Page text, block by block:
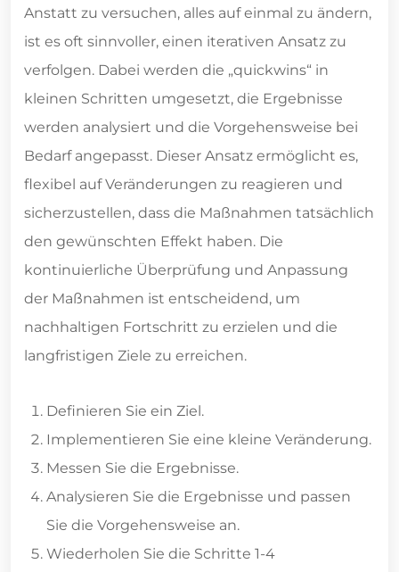
Anstatt zu versuchen, alles auf einmal zu ändern,
ist es oft sinnvoller, einen iterativen Ansatz zu
verfolgen. Dabei werden die „quickwins“ in
kleinen Schritten umgesetzt, die Ergebnisse
werden analysiert und die Vorgehensweise bei
Bedarf angepasst. Dieser Ansatz ermöglicht es,
flexibel auf Veränderungen zu reagieren und
sicherzustellen, dass die Maßnahmen tatsächlich
den gewünschten Effekt haben. Die
kontinuierliche Überprüfung und Anpassung
der Maßnahmen ist entscheidend, um
nachhaltigen Fortschritt zu erzielen und die
langfristigen Ziele zu erreichen.
Definieren Sie ein Ziel.
Implementieren Sie eine kleine Veränderung.
Messen Sie die Ergebnisse.
Analysieren Sie die Ergebnisse und passen
Sie die Vorgehensweise an.
Wiederholen Sie die Schritte 1-4